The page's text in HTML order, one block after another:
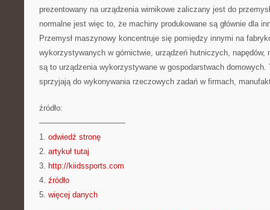
prezentowany na urządzenia wirnikowe zaliczany jest do
normalne jest więc to, że machiny produkowane są głównie dla
Przemysł maszynowy koncentruje się pomiędzy innymi na
wykorzystywanych w górnictwie, urządzeń hutniczych, napędów,
są to urządzenia wykorzystywane w gospodarstwach
sprzyjają do wykonywania rzeczowych zadań w firmach,
źródło:
———————————
1. odwiedź stronę
2. artykuł tutaj
3. http://kiidssports.com
4. źródło
5. więcej danych